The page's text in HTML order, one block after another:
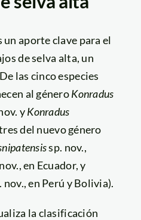
aporte clave para el
de selva alta, un
las cinco especies
al géneroKonradus
yKonradus
del nuevo género
sp. nov.,
en Ecuador, y
nov., en Perú y Bolivia).
la clasificación